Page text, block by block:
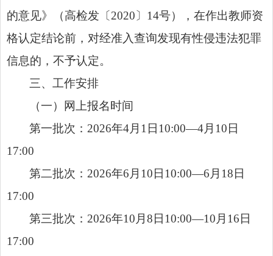
的意见》（高检发〔2020〕14号），在作出教师资
格认定结论前，对经准入查询发现有性侵违法犯罪
信息的，不予认定。
三、工作安排
（一）网上报名时间
第一批次：2026年4月1日10:00—4月10日
17:00
第二批次：2026年6月10日10:00—6月18日
17:00
第三批次：2026年10月8日10:00—10月16日
17:00